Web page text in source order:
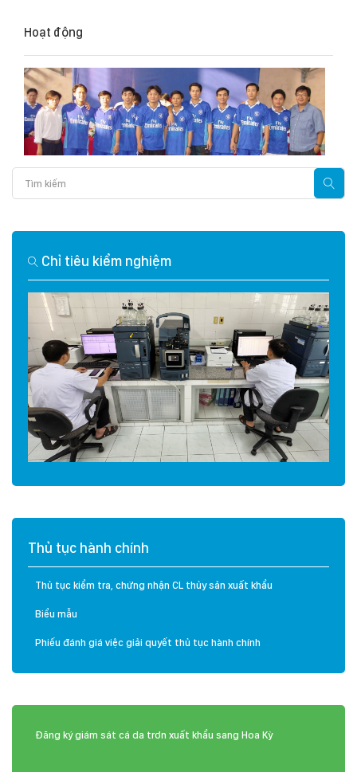
Hoạt động
Chỉ tiêu kiểm nghiệm
Thủ tục hành chính
Thủ tục kiểm tra, chứng nhận CL thủy sản xuất khẩu
Biểu mẫu
Phiếu đánh giá việc giải quyết thủ tục hành chính
Đăng ký giám sát cá da trơn xuất khẩu sang Hoa Kỳ